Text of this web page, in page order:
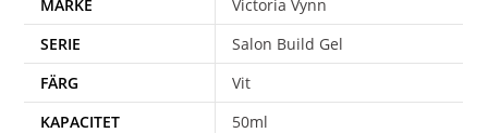
MÄRKE
Victoria Vynn
SERIE
Salon Build Gel
FÄRG
Vit
KAPACITET
50ml